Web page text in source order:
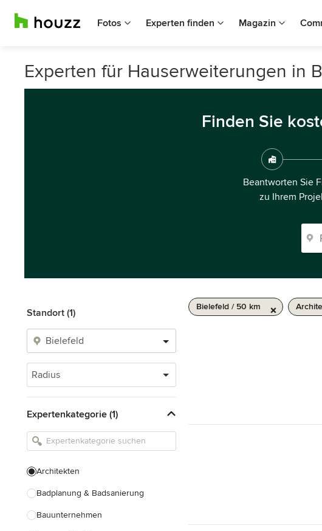
Fotos Experten finden Magazin
Experten für Hauserweiterungen in
Finden Sie
Beantworten Sie
zu Ihrem
Standort (1)
Radius
Expertenkategorie (1)
Architekten
Badplanung & Badsanierung
Bauunternehmen
Bielefeld / 50 km